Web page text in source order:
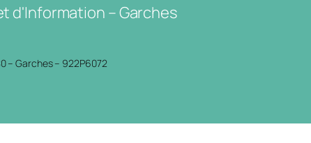
d'Information – Garches
– Garches – 922P6072